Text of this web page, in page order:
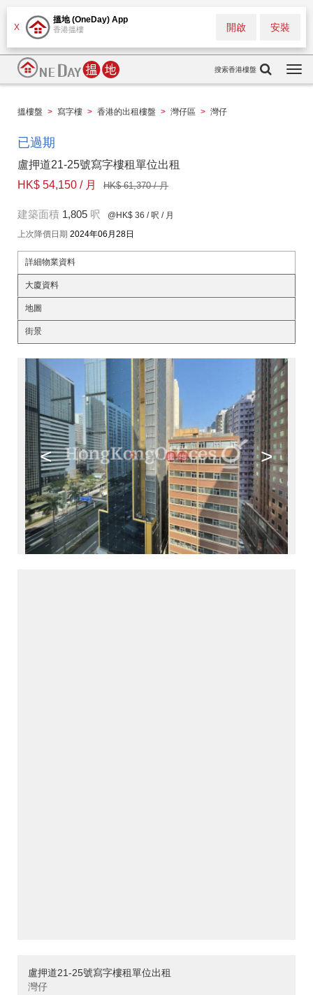
X
搵地 (OneDay) App
香港搵樓 安裝
開啟
搜索香港樓盤
搵樓盤 > 寫字樓 > 香港的出租樓盤 > 灣仔區 > 灣仔
已過期
盧押道21-25號寫字樓租單位出租
HK$ 54,150 / 月
HK$ 61,370 / 月
建築面積 1,805 呎 @HK$ 36 / 呎 / 月
上次降價日期 2024年06月28日
詳細物業資料
大廈資料
地圖
街景
< >
盧押道21-25號寫字樓租單位出租
灣仔